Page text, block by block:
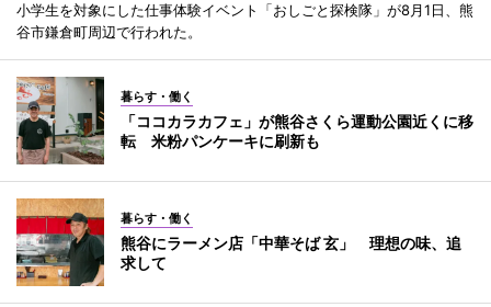
小学生を対象にした仕事体験イベント「おしごと探検隊」が8月1日、熊
谷市鎌倉町周辺で行われた。
暮らす・働く
「ココカラカフェ」が熊谷さくら運動公園近くに移
転 米粉パンケーキに刷新も
暮らす・働く
熊谷にラーメン店「中華そば 玄」 理想の味、追
求して